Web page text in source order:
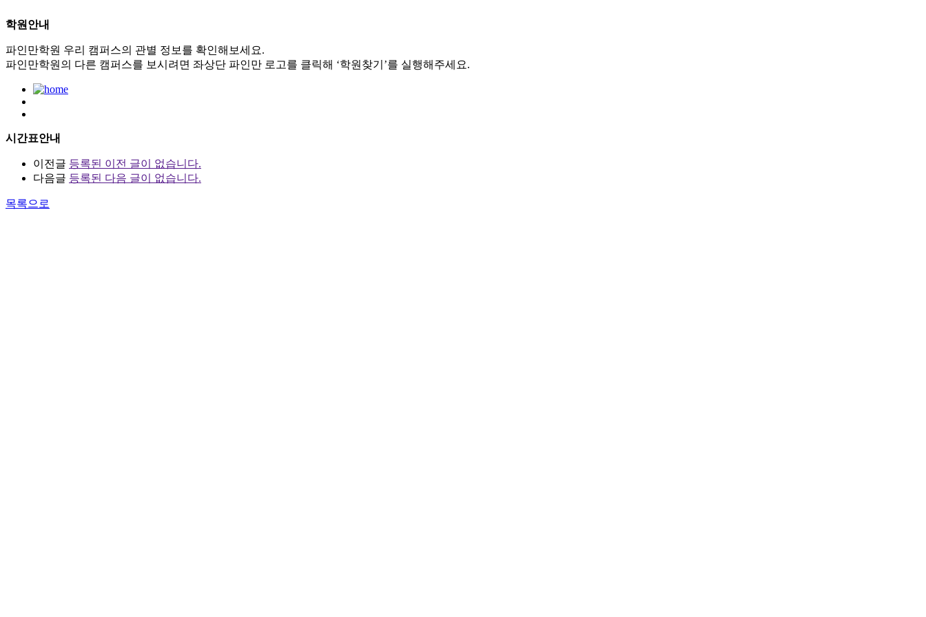
학원안내
파인만학원 우리 캠퍼스의 관별 정보를 확인해보세요.
파인만학원의 다른 캠퍼스를 보시려면 좌상단 파인만 로고를 클릭해 ‘학원찾기’를 실행해주세요.
시간표안내
이전글 등록된 이전 글이 없습니다.
다음글 등록된 다음 글이 없습니다.
목록으로